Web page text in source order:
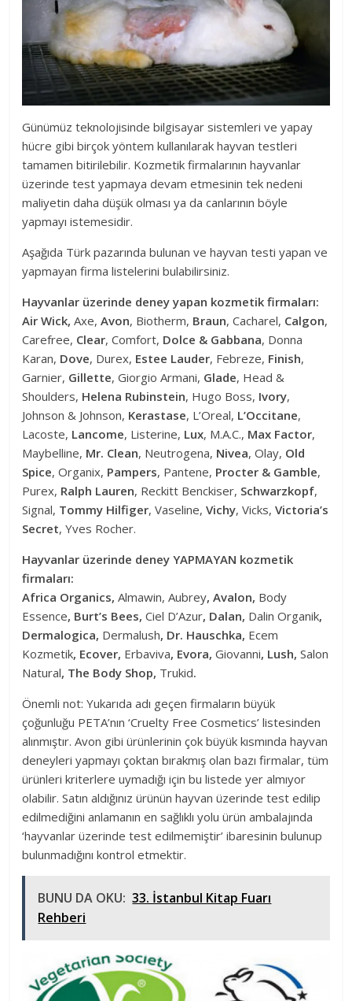
Günümüz teknolojisinde bilgisayar sistemleri ve yapay
hücre gibi birçok yöntem kullanılarak hayvan testleri
tamamen bitirilebilir. Kozmetik firmalarının hayvanlar
üzerinde test yapmaya devam etmesinin tek nedeni
maliyetin daha düşük olması ya da canlarının böyle
yapmayı istemesidir.
Aşağıda Türk pazarında bulunan ve hayvan testi yapan ve
yapmayan firma listelerini bulabilirsiniz.
Hayvanlar üzerinde deney yapan kozmetik firmaları:
Air Wick, Axe,Avon, Biotherm, Braun, Cacharel, Calgon,
Carefree, Clear, Comfort, Dolce & Gabbana, Donna
Karan, Dove, Durex, Estee Lauder, Febreze, Finish,
Garnier, Gillette, Giorgio Armani, Glade, Head &
Shoulders, Helena Rubinstein, Hugo Boss, Ivory,
Johnson & Johnson, Kerastase, L’Oreal, L’Occitane,
Lacoste, Lancome, Listerine, Lux, M.A.C., Max Factor,
Maybelline, Mr. Clean, Neutrogena, Nivea, Olay, Old
Spice, Organix, Pampers, Pantene, Procter & Gamble,
Purex, Ralph Lauren, Reckitt Benckiser, Schwarzkopf,
Signal, Tommy Hilfiger, Vaseline,Vichy, Vicks,Victoria’s
Secret, Yves Rocher.
Hayvanlar üzerinde deney YAPMAYAN kozmetik
firmaları:
Africa Organics,Almawin, Aubrey, Avalon, Body
Essence, Burt’s Bees,Ciel D’Azur, Dalan, Dalin Organik,
Dermalogica, Dermalush, Dr. Hauschka, Ecem
Kozmetik, Ecover, Erbaviva, Evora,Giovanni, Lush,Salon
Natural, The Body Shop, Trukid.
Önemli not: Yukarıda adı geçen firmaların büyük
çoğunluğu PETA’nın ‘Cruelty Free Cosmetics’ listesinden
alınmıştır. Avon gibi ürünlerinin çok büyük kısmında hayvan
deneyleri yapmayı çoktan bırakmış olan bazı firmalar, tüm
ürünleri kriterlere uymadığı için bu listede yer almıyor
olabilir. Satın aldığınız ürünün hayvan üzerinde test edilip
edilmediğini anlamanın en sağlıklı yolu ürün ambalajında
‘hayvanlar üzerinde test edilmemiştir’ ibaresinin bulunup
bulunmadığını kontrol etmektir.
BUNU DA OKU: 33. İstanbul Kitap Fuarı
Rehberi